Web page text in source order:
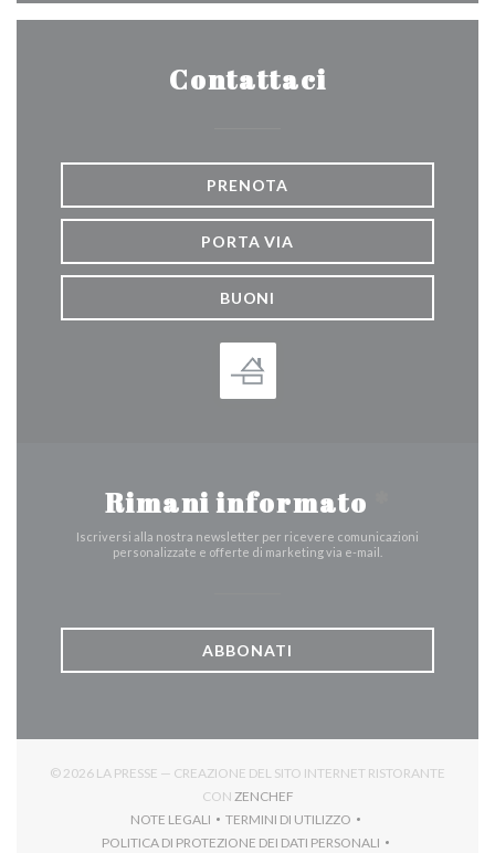
Contattaci
PRENOTA
PORTA VIA
BUONI
Rimani informato
Iscriversi alla nostra newsletter per ricevere comunicazioni
personalizzate e offerte di marketing via e-mail.
ABBONATI
© 2026 LA PRESSE — CREAZIONE DEL SITO INTERNET RISTORANTE
CON ZENCHEF((APRE UNA NUOVA FINESTRA))
NOTE LEGALI
((APRE UNA NUOVA FINESTRA))
TERMINI DI UTILIZZO
((APRE UNA NUOVA FINESTRA))
POLITICA DI PROTEZIONE DEI DATI PERSONALI